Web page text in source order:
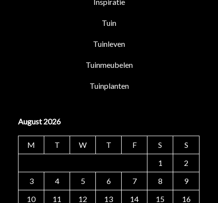
Tuin
Tuinleven
Tuinmeubelen
Tuinplanten
August 2026
M T W T F S
S
1
2
3
4 5 6 7 8
9
10
11 12 13 14 15 16